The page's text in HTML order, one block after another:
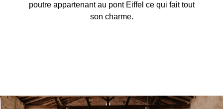
poutre appartenant au pont Eiffel ce qui fait tout
son charme.